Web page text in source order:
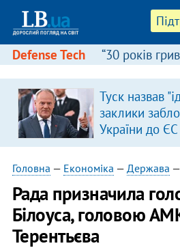
Defense Tech “30 років
Туск назвав
заклики
України до ЄС
припинити
риторику
Головна — Економіка — Держава —
Рада призначила
Білоуса, головою
Терентьєва